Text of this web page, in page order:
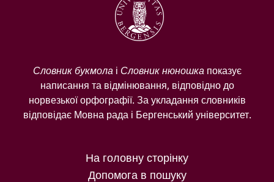
Словник букмолаі Словник нюношкапоказує
написання та відмінювання, відповідно до
норвезької орфографії. За укладання словників
відповідає Мовна рада і Бергенський університет.
На головну сторінку
Допомога в пошуку